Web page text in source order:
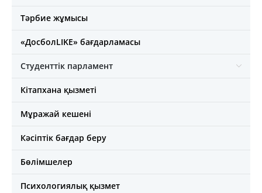
Тәрбие жұмысы
«ДосболLIKE» бағдарламасы
Студенттік парламент
Кітапхана қызметі
Мұражай кешені
Кәсіптік бағдар беру
Бөлімшелер
Психологиялық қызмет